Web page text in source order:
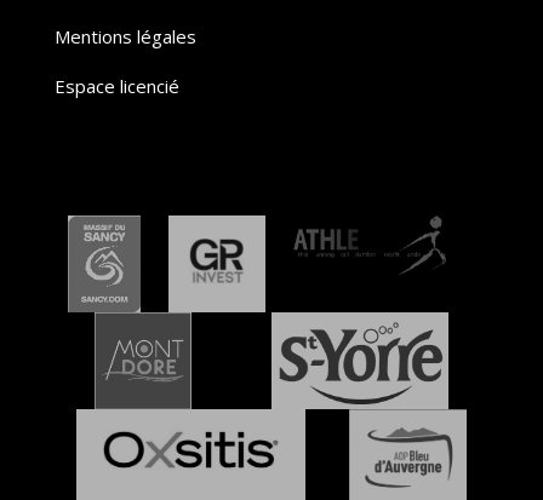
Mentions légales
Espace licencié